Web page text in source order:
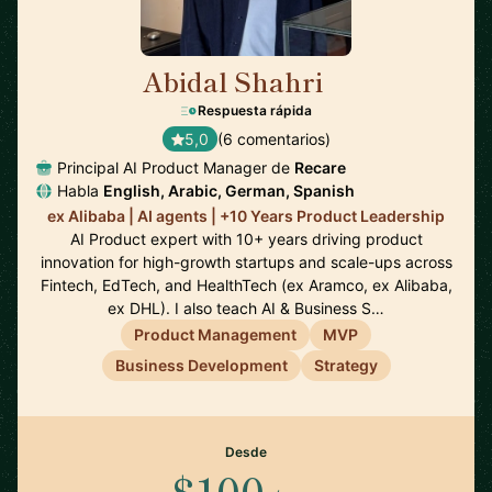
Abidal Shahri
Respuesta rápida
5,0 (6 comentarios)
Principal AI Product Manager de Recare
Habla English, Arabic, German, Spanish
ex Alibaba | AI agents | +10 Years Product Leadership
AI Product expert with 10+ years driving product
innovation for high-growth startups and scale-ups across
Fintech, EdTech, and HealthTech (ex Aramco, ex Alibaba,
ex DHL). I also teach AI & Business S…
Product Management
MVP
Business Development
Strategy
Desde